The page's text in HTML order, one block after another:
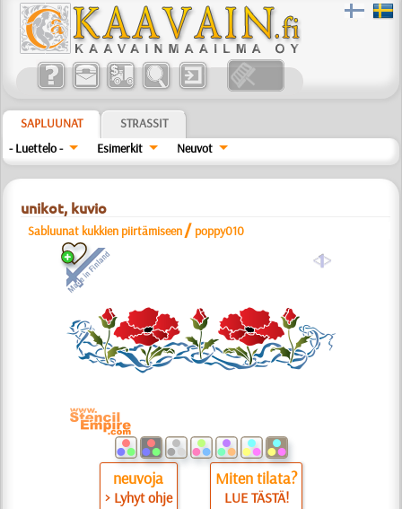
SAPLUUNAT
STRASSIT
- Luettelo -
Esimerkit Neuvot
unikot, kuvio
Sabluunat kukkien piirtämiseen / poppy010
a
neuvoja
> Lyhyt ohje
Miten tilata?
LUE TÄSTÄ!